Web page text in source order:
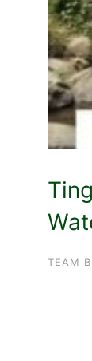
TEAM